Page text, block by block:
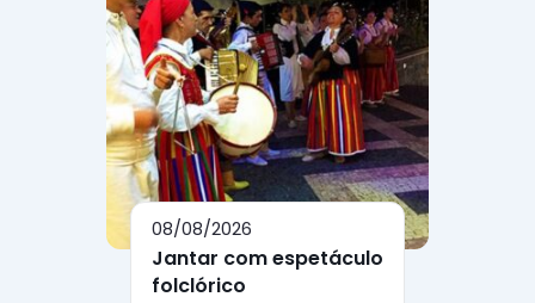
08/08/2026
Jantar com espetáculo
folclórico